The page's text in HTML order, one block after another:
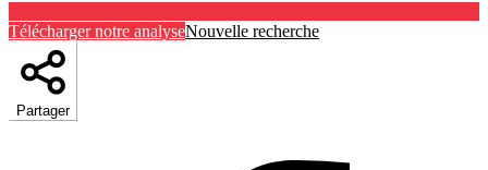
Télécharger notre analyseNouvelle recherche
Partager